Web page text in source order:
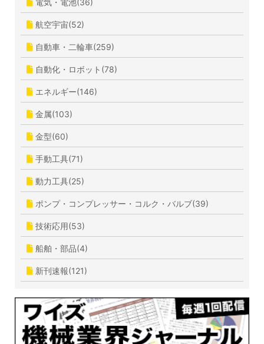
電気・電池(36)
航空宇宙(52)
自動車・二輪車(259)
自動化・ロボット(78)
エネルギー(146)
金属(103)
金型(60)
手動工具(71)
動力工具(25)
ポンプ・コンプレッサー・コルク・バルブ(39)
技術応用(53)
船舶・部品(4)
新刊速報(121)